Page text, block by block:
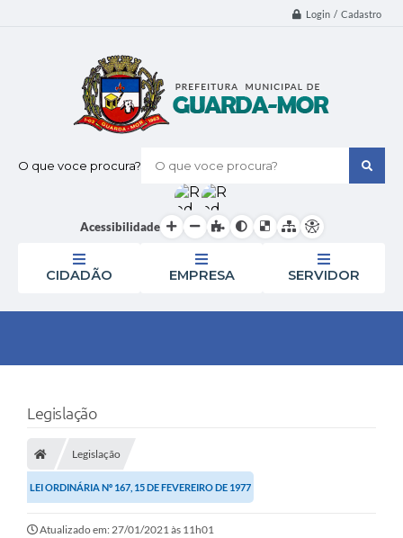
Login / Cadastro
O que voce procura?
Acessibilidade
CIDADÃO EMPRESA SERVIDOR
Legislação
Legislação
LEI ORDINÁRIA Nº 167, 15 DE FEVEREIRO DE 1977
Atualizado em: 27/01/2021 às 11h01